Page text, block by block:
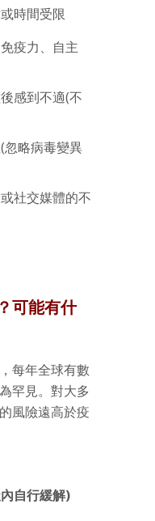
時間受限
疫力、自主
感到不適(不
略病毒變異
社交媒體的不
可能有什
每年全球有數
罕見。對大多
風險遠高於疫
自行緩解)